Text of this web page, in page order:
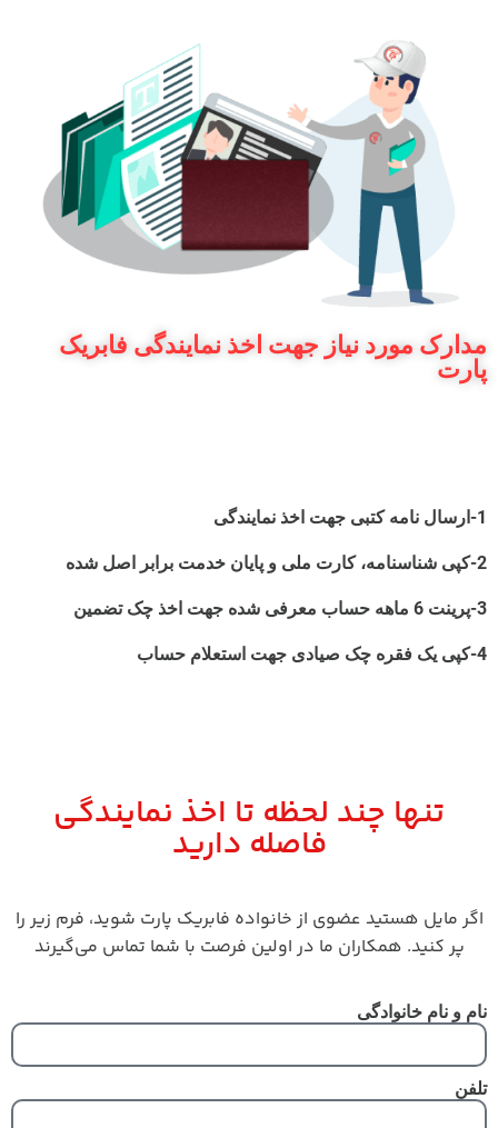
مدارک مورد نیاز جهت اخذ نمایندگی فابریک
پارت
1-ارسال نامه کتبی جهت اخذ نمایندگی
2-کپی شناسنامه، کارت ملی و پایان خدمت برابر اصل شده
3-پرینت 6 ماهه حساب معرفی شده جهت اخذ چک تضمین
4-کپی یک فقره چک صیادی جهت استعلام حساب
تنها چند لحظه تا اخذ نمایندگی
فاصله دارید
اگر مایل هستید عضوی از خانواده فابریک پارت شوید، فرم زیر را
پر کنید. همکاران ما در اولین فرصت با شما تماس می‌گیرند
نام و نام خانوادگی
تلفن